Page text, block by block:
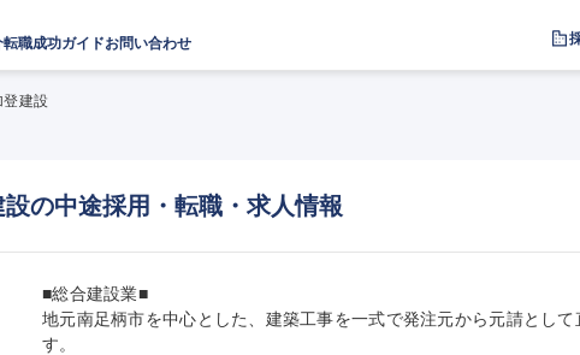
転職成功ガイドお問い合わせ
建設
の中途採用・転職・求人情報
■総合建設業■
地元南足柄市を中心とした、建築工事を一式で発注元から元請とし
す。